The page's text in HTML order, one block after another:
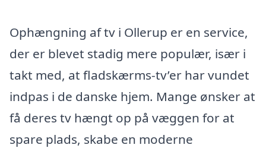
Ophængning af tv i Ollerup er en service,
der er blevet stadig mere populær, især i
takt med, at fladskærms-tv’er har vundet
indpas i de danske hjem. Mange ønsker at
få deres tv hængt op på væggen for at
spare plads, skabe en moderne